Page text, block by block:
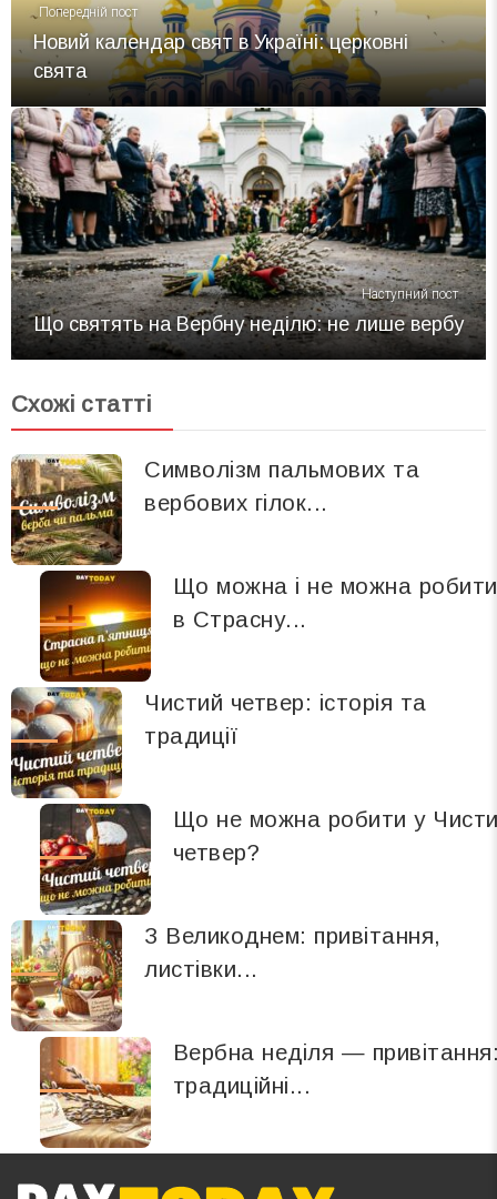
Попередній пост
Новий календар свят в Україні: церковні
свята
Наступний пост
Що святять на Вербну неділю: не лише вербу
Схожі статті
Символізм пальмових та
вербових гілок...
Що можна і не можна робити
в Страсну...
Чистий четвер: історія та
традиції
Що не можна робити у
четвер?
З Великоднем: привітання,
листівки...
Вербна неділя —
традиційні...